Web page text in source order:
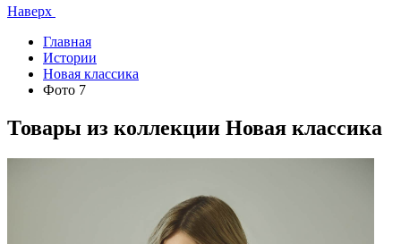
Наверх
Главная
Истории
Новая классика
Фото 7
Товары из коллекции Новая классика